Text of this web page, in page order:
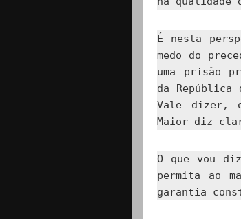
É nesta
medo do
uma prisão
da
Vale dizer,
Maior diz
O que vou
permita ao
garantia